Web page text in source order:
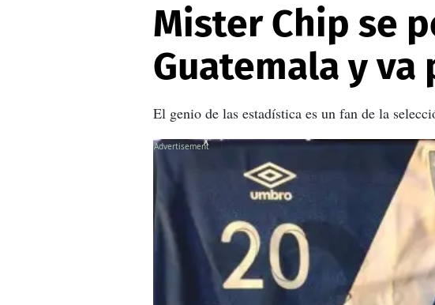
Mister Chip se
Guatemala y
El genio de las estadística es un fan de la
X